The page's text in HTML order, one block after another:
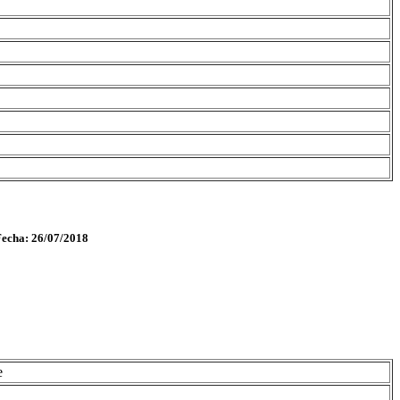
26/07/2018